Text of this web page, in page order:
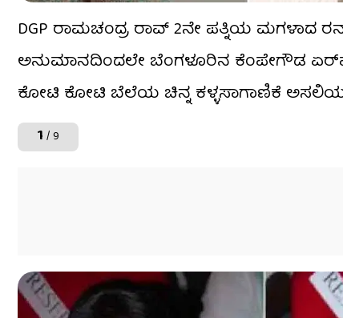
DGP ರಾಮಚಂದ್ರ ರಾವ್ 2ನೇ ಪತ್ನಿಯ ಮಗಳಾದ
ಅನುಮಾನದಿಂದಲೇ ಬೆಂಗಳೂರಿನ ಕೆಂಪೇಗೌಡ
ಕೋಟಿ ಕೋಟಿ ಬೆಲೆಯ ಚಿನ್ನ ಕಳ್ಳಸಾಗಾಣಿಕೆ
1 / 9